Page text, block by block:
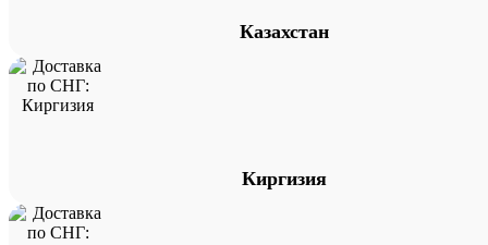
Казахстан
Киргизия